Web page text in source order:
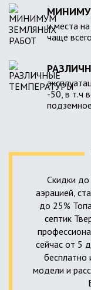
и места на
чаще
-50, в т.ч
Скидки до
аэрацией,
до 25%
септик
сейчас от 5
бесплатно
модели и